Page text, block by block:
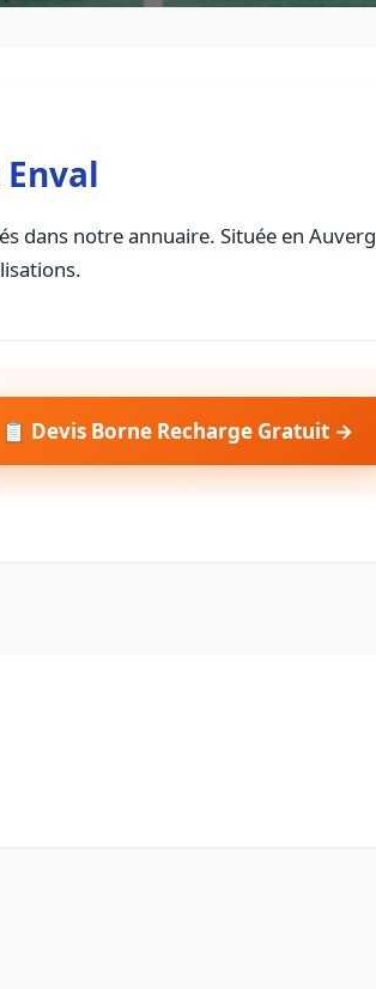
dans notre annuaire. Située en
📋 Devis Borne Recharge Gratuit →